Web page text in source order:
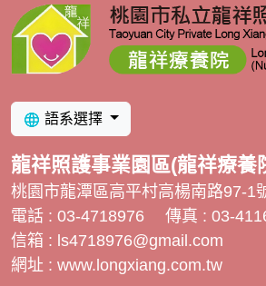
語系選擇
龍祥照護事業園區(龍祥療養
桃園市龍潭區高平村高楊南路97-1
電話 : 03-4718976 傳真 : 03-
信箱 : ls4718976@gmail.com
網址 : www.longxiang.com.tw